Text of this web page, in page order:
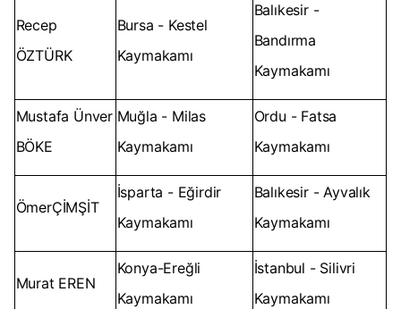
Recep
ÖZTÜRK
Bursa - Kestel
Kaymakamı
Balıkesir -
Bandırma
Kaymakamı
Mustafa Ünver
BÖKE
Muğla - Milas
Kaymakamı
Ordu - Fatsa
Kaymakamı
ÖmerÇİMŞİT
İsparta - Eğirdir
Kaymakamı
Balıkesir - Ayvalık
Kaymakamı
Murat EREN
Konya-Ereğli
Kaymakamı
İstanbul - Silivri
Kaymakamı